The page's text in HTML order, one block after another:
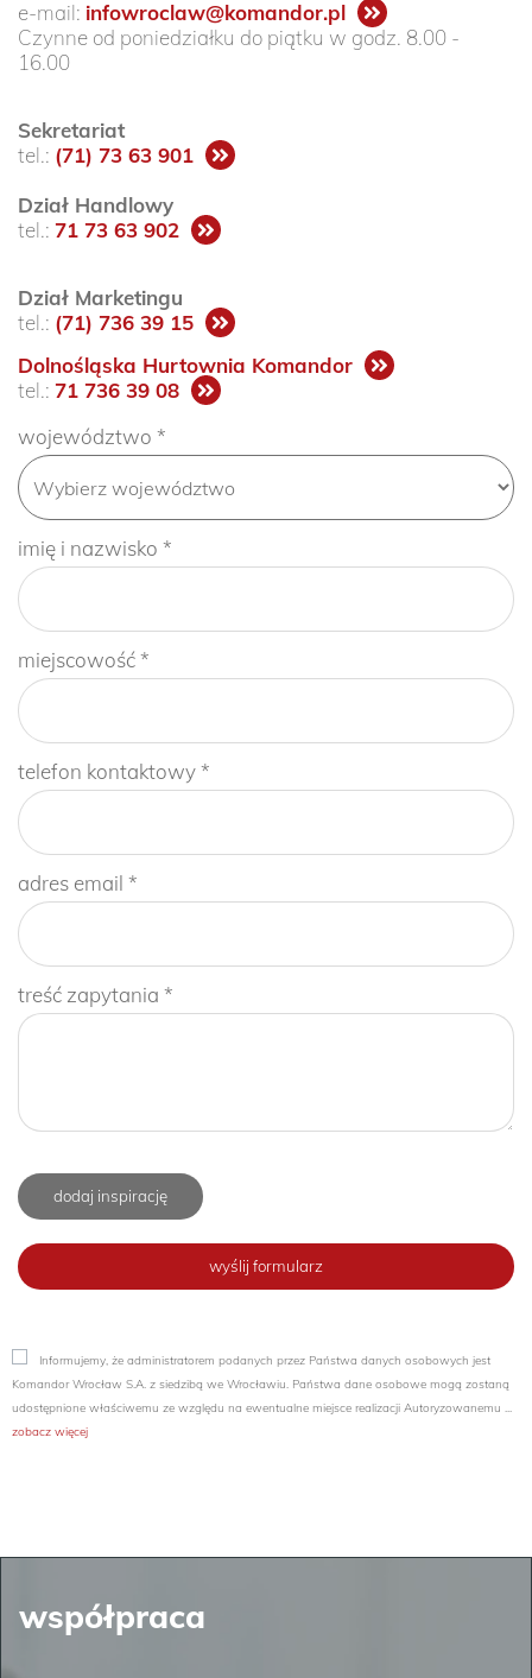
e-mail: infowroclaw@komandor.pl
Czynne od poniedziałku do piątku w godz. 8.00 -
16.00
Sekretariat
tel.: (71) 73 63 901
Dział Handlowy
tel.: 71 73 63 902
Dział Marketingu
tel.: (71) 736 39 15
Dolnośląska Hurtownia Komandor
tel.: 71 736 39 08
województwo *
imię i nazwisko *
miejscowość *
telefon kontaktowy *
adres email *
treść zapytania *
dodaj inspirację
wyślij formularz
Informujemy, że administratorem podanych przez Państwa danych osobowych jest
Komandor Wrocław S.A. z siedzibą we Wrocławiu. Państwa dane osobowe mogą zostaną
udostępnione właściwemu ze względu na ewentualne miejsce realizacji Autoryzowanemu ...
zobacz więcej
współpraca